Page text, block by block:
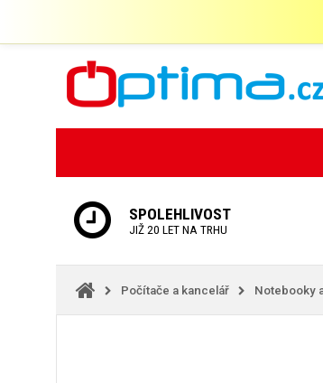
SPOLEHLIVOST
JIŽ 20 LET NA TRHU
Počítače a kancelář Notebooky